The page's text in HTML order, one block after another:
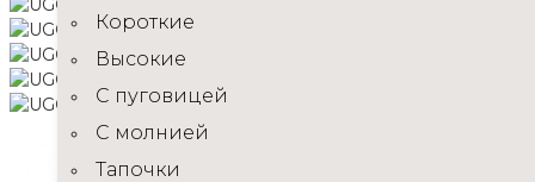
Короткие
Высокие
C пуговицей
С молнией
Тапочки